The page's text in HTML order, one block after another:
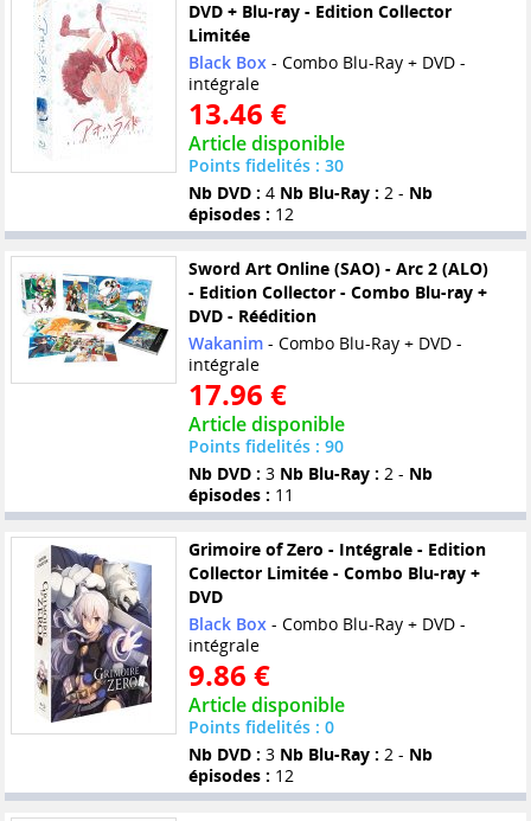
DVD + Blu-ray - Edition Collector
Limitée
Black Box- Combo Blu-Ray + DVD -
intégrale
13.46 €
Article disponible
Points fidelités : 30
Nb DVD : 4 Nb Blu-Ray : 2 - Nb
épisodes : 12
Sword Art Online (SAO) - Arc 2 (ALO)
- Edition Collector - Combo Blu-ray +
DVD - Réédition
Wakanim- Combo Blu-Ray + DVD -
intégrale
17.96 €
Article disponible
Points fidelités : 90
Nb DVD : 3 Nb Blu-Ray : 2 - Nb
épisodes : 11
Grimoire of Zero - Intégrale - Edition
Collector Limitée - Combo Blu-ray +
DVD
Black Box- Combo Blu-Ray + DVD -
intégrale
9.86 €
Article disponible
Points fidelités : 0
Nb DVD : 3 Nb Blu-Ray : 2 - Nb
épisodes : 12